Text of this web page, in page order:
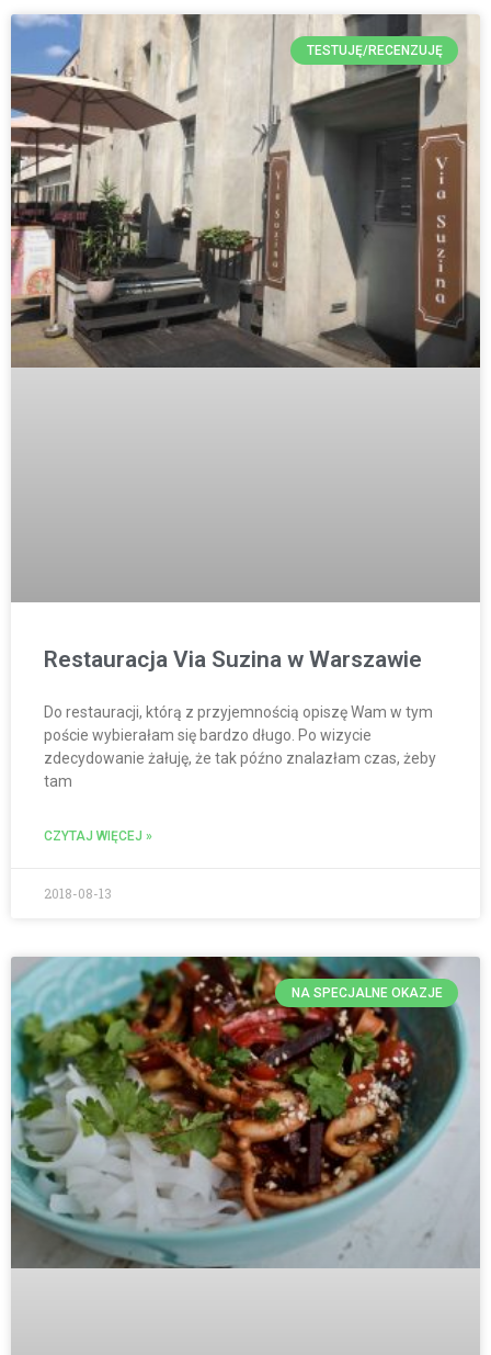
TESTUJĘ/RECENZUJĘ
Restauracja Via Suzina w Warszawie
Do restauracji, którą z przyjemnością opiszę Wam w tym
poście wybierałam się bardzo długo. Po wizycie
zdecydowanie żałuję, że tak późno znalazłam czas, żeby
tam
CZYTAJ WIĘCEJ »
2018-08-13
NA SPECJALNE OKAZJE